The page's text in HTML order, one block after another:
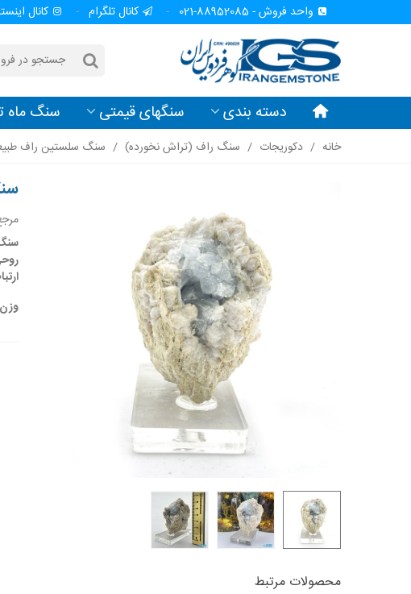
واحد فروش - 88952085-021 کانال تلگرام کانال
دسته بندی سنگهای قیمتی سنگ ماه
خانه / دکوریجات / سنگ راف (تراش نخورده) / سنگ سلستین راف
وزن
محصولات مرتبط